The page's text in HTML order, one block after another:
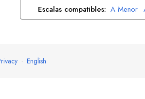
Escalas compatibles: A Menor
G
· English